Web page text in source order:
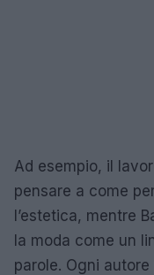
Ad esempio, il
pensare a come
l’estetica, mentre
la moda come un
parole. Ogni